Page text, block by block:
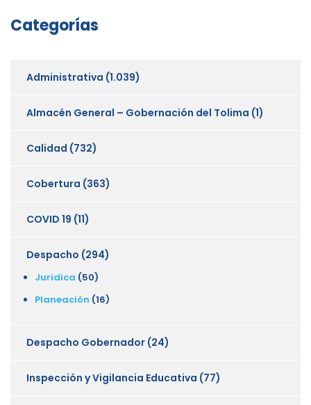
Categorías
Administrativa (1.039)
Almacén General – Gobernación del Tolima (1)
Calidad (732)
Cobertura (363)
COVID 19 (11)
Despacho (294)
Juridica (50)
Planeación (16)
Despacho Gobernador (24)
Inspección y Vigilancia Educativa (77)